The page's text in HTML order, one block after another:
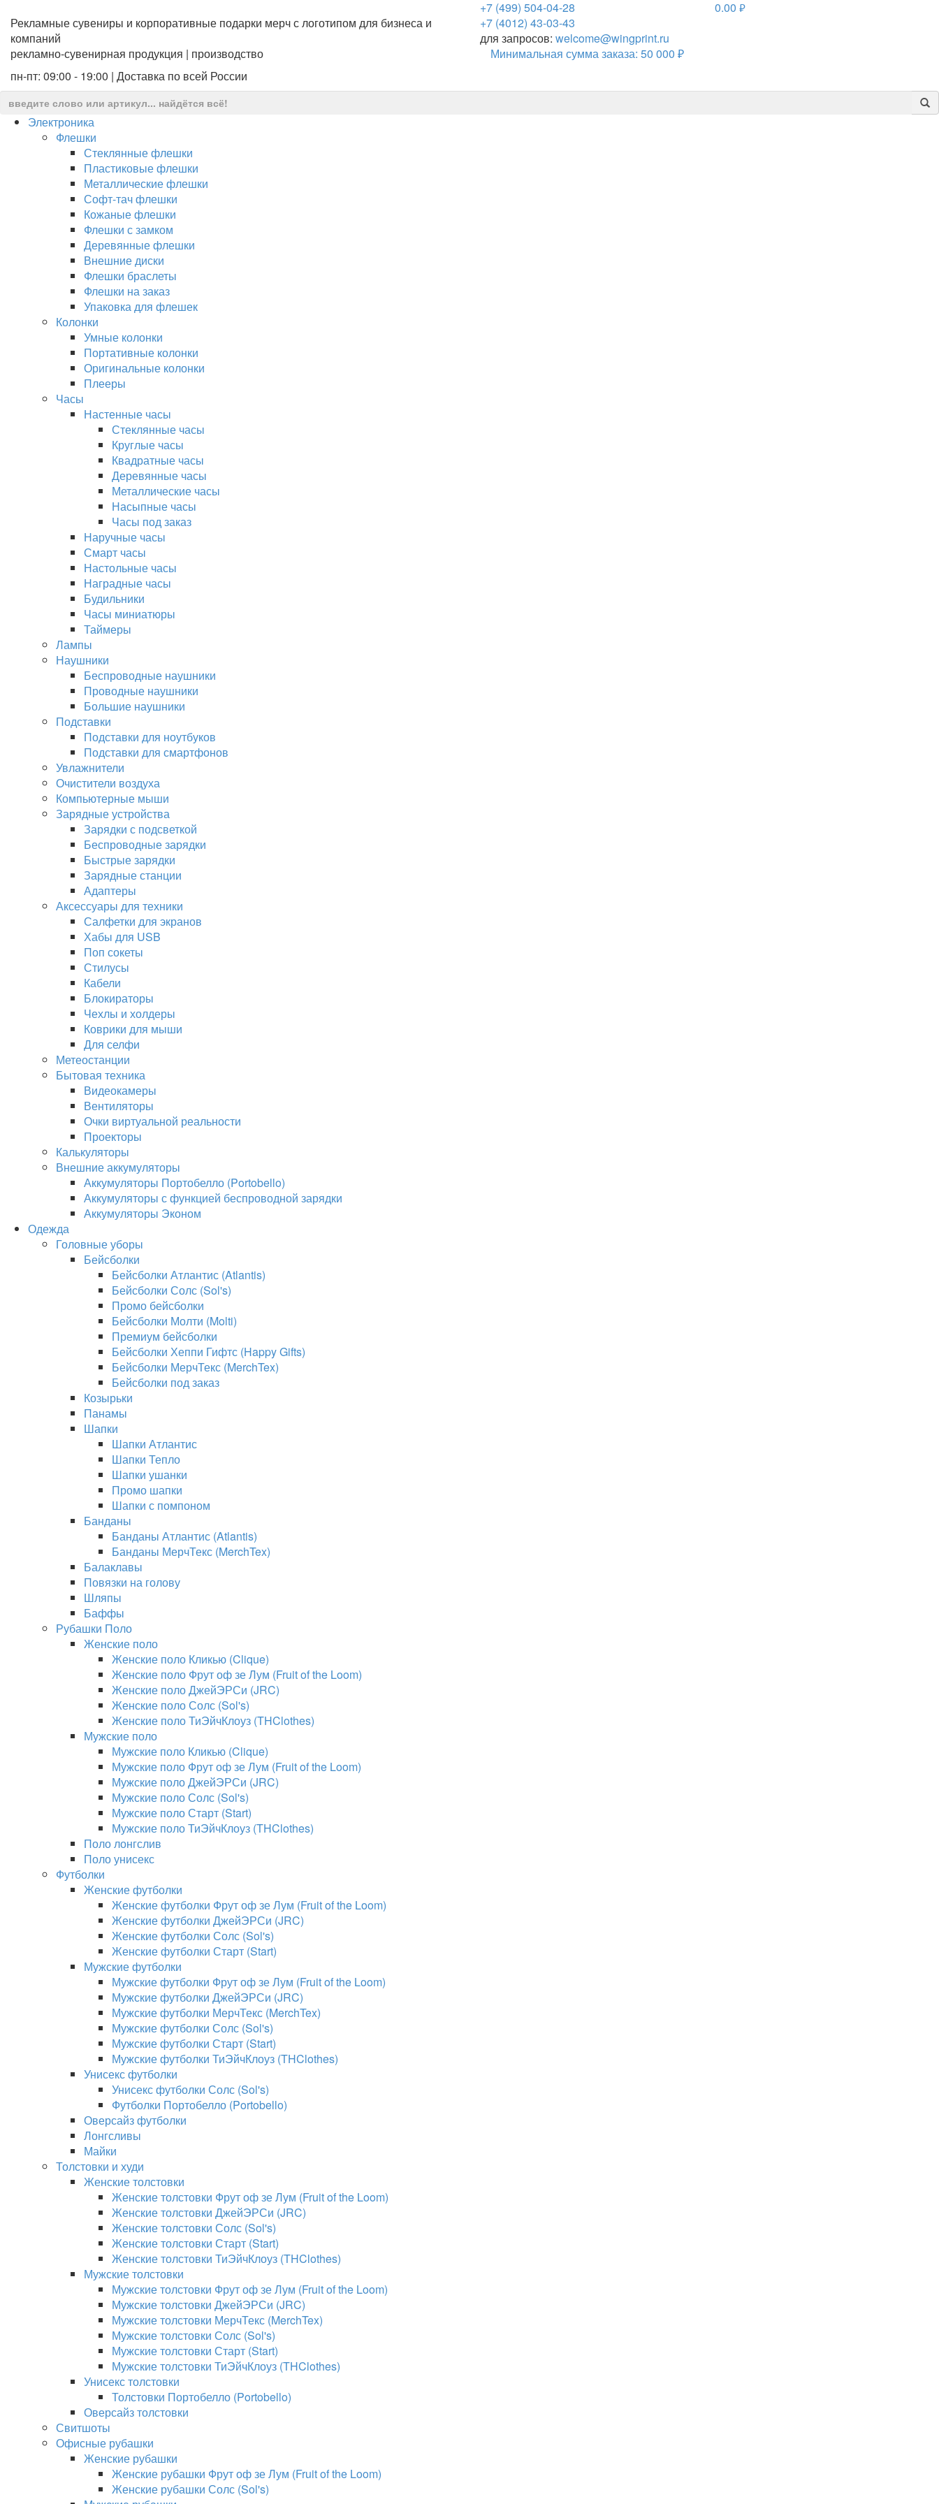
Рекламные сувениры и корпоративные подарки мерч с логотипом для бизнеса и
компаний
рекламно-сувенирная продукция | производство
пн-пт: 09:00 - 19:00 | Доставка по всей России
+7 (499) 504-04-28
+7 (4012) 43-03-43
для запросов: welcome@wingprint.ru
Минимальная сумма заказа: 50 000 ₽
0.00 руб.
Электроника
Флешки
Стеклянные флешки
Пластиковые флешки
Металлические флешки
Софт-тач флешки
Кожаные флешки
Флешки с замком
Деревянные флешки
Внешние диски
Флешки браслеты
Флешки на заказ
Упаковка для флешек
Колонки
Умные колонки
Портативные колонки
Оригинальные колонки
Плееры
Часы
Настенные часы
Стеклянные часы
Круглые часы
Квадратные часы
Деревянные часы
Металлические часы
Насыпные часы
Часы под заказ
Наручные часы
Смарт часы
Настольные часы
Наградные часы
Будильники
Часы миниатюры
Таймеры
Лампы
Наушники
Беспроводные наушники
Проводные наушники
Большие наушники
Подставки
Подставки для ноутбуков
Подставки для смартфонов
Увлажнители
Очистители воздуха
Компьютерные мыши
Зарядные устройства
Зарядки с подсветкой
Беспроводные зарядки
Быстрые зарядки
Зарядные станции
Адаптеры
Аксессуары для техники
Салфетки для экранов
Хабы для USB
Поп сокеты
Стилусы
Кабели
Блокираторы
Чехлы и холдеры
Коврики для мыши
Для селфи
Метеостанции
Бытовая техника
Видеокамеры
Вентиляторы
Очки виртуальной реальности
Проекторы
Калькуляторы
Внешние аккумуляторы
Аккумуляторы Портобелло (Portobello)
Аккумуляторы с функцией беспроводной зарядки
Аккумуляторы Эконом
Одежда
Головные уборы
Бейсболки
Бейсболки Атлантис (Atlantis)
Бейсболки Солс (Sol's)
Промо бейсболки
Бейсболки Молти (Molti)
Премиум бейсболки
Бейсболки Хеппи Гифтс (Happy Gifts)
Бейсболки МерчТекс (MerchTex)
Бейсболки под заказ
Козырьки
Панамы
Шапки
Шапки Атлантис
Шапки Тепло
Шапки ушанки
Промо шапки
Шапки с помпоном
Банданы
Банданы Атлантис (Atlantis)
Банданы МерчТекс (MerchTex)
Балаклавы
Повязки на голову
Шляпы
Баффы
Рубашки Поло
Женские поло
Женские поло Кликью (Clique)
Женские поло Фрут оф зе Лум (Fruit of the Loom)
Женские поло ДжейЭРСи (JRC)
Женские поло Солс (Sol's)
Женские поло ТиЭйчКлоуз (THClothes)
Мужские поло
Мужские поло Кликью (Clique)
Мужские поло Фрут оф зе Лум (Fruit of the Loom)
Мужские поло ДжейЭРСи (JRC)
Мужские поло Солс (Sol's)
Мужские поло Старт (Start)
Мужские поло ТиЭйчКлоуз (THClothes)
Поло лонгслив
Поло унисекс
Футболки
Женские футболки
Женские футболки Фрут оф зе Лум (Fruit of the Loom)
Женские футболки ДжейЭРСи (JRC)
Женские футболки Солс (Sol's)
Женские футболки Старт (Start)
Мужские футболки
Мужские футболки Фрут оф зе Лум (Fruit of the Loom)
Мужские футболки ДжейЭРСи (JRC)
Мужские футболки МерчТекс (MerchTex)
Мужские футболки Солс (Sol's)
Мужские футболки Старт (Start)
Мужские футболки ТиЭйчКлоуз (THClothes)
Унисекс футболки
Унисекс футболки Солс (Sol's)
Футболки Портобелло (Portobello)
Оверсайз футболки
Лонгсливы
Майки
Толстовки и худи
Женские толстовки
Женские толстовки Фрут оф зе Лум (Fruit of the Loom)
Женские толстовки ДжейЭРСи (JRC)
Женские толстовки Солс (Sol's)
Женские толстовки Старт (Start)
Женские толстовки ТиЭйчКлоуз (THClothes)
Мужские толстовки
Мужские толстовки Фрут оф зе Лум (Fruit of the Loom)
Мужские толстовки ДжейЭРСи (JRC)
Мужские толстовки МерчТекс (MerchTex)
Мужские толстовки Солс (Sol's)
Мужские толстовки Старт (Start)
Мужские толстовки ТиЭйчКлоуз (THClothes)
Унисекс толстовки
Толстовки Портобелло (Portobello)
Оверсайз толстовки
Свитшоты
Офисные рубашки
Женские рубашки
Женские рубашки Фрут оф зе Лум (Fruit of the Loom)
Женские рубашки Солс (Sol's)